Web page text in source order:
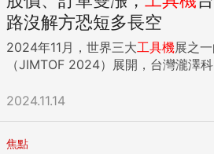
路沒解方恐短多長空
2024年11月，世界三大工具機展之
（JIMTOF 2024）展開，台灣瀧澤
2024.11.14
焦點